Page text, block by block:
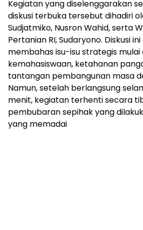
Kegiatan yang diselenggarakan
diskusi terbuka tersebut dihadiri
Sudjatmiko, Nusron Wahid, serta
Pertanian RI, Sudaryono. Diskusi
membahas isu-isu strategis mulai
kemahasiswaan, ketahanan
tantangan pembangunan masa
Namun, setelah berlangsung
menit, kegiatan terhenti secara
pembubaran sepihak yang
yang memadai